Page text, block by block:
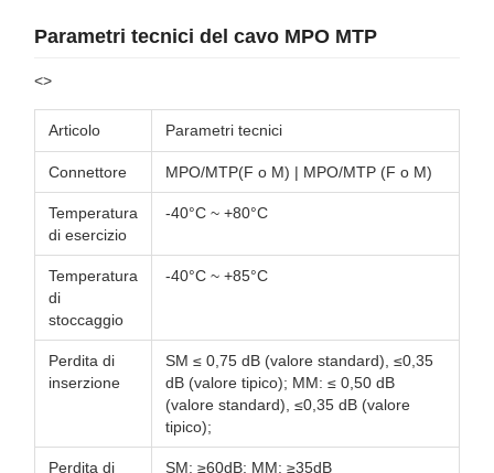
Parametri tecnici del cavo MPO MTP
<>
Articolo Parametri tecnici
Connettore MPO/MTP(F o M) | MPO/MTP (F o M)
Temperatura
di esercizio
-40°C ~ +80°C
Temperatura
di
stoccaggio
-40°C ~ +85°C
Perdita di
inserzione
SM ≤ 0,75 dB (valore standard), ≤0,35
dB (valore tipico); MM: ≤ 0,50 dB
(valore standard), ≤0,35 dB (valore
tipico);
Perdita di
SM: ≥60dB; MM: ≥35dB